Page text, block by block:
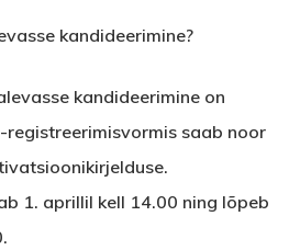
kandideerimine?
kandideerimine on
registreerimisvormis saab noor
1. aprillil kell 14.00 ning lõpeb